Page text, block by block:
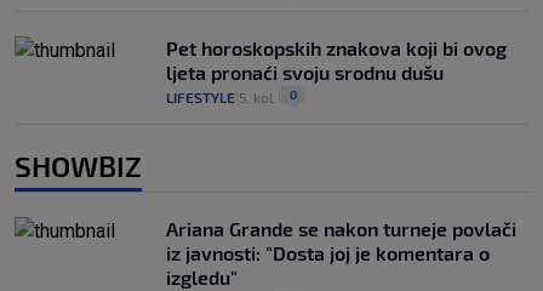
Pet horoskopskih znakova koji bi ovog
ljeta pronaći svoju srodnu dušu
LIFESTYLE 5. kol. 0
SHOWBIZ
Ariana Grande se nakon turneje povlači
iz javnosti: "Dosta joj je komentara o
izgledu"